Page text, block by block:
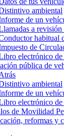
ambiental
de un
a
habitual
de
electrónico
pública de
ambiental
de un
electrónico
de Movilidad
reformas y